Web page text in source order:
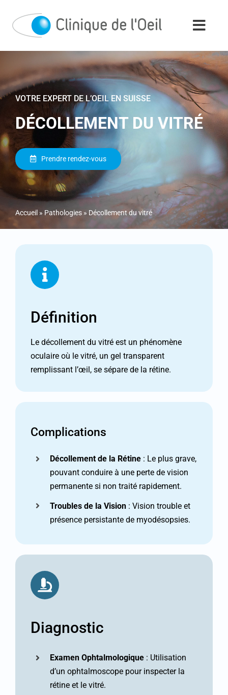
contenu
VOTRE EXPERT DE L’OEIL EN SUISSE
DÉCOLLEMENT DU VITRÉ
Prendre rendez-vous
Accueil » Pathologies» Décollement du vitré
Définition
Le décollement du vitré est un phénomène
oculaire où le vitré, un gel transparent
remplissant l’œil, se sépare de la rétine.
Diagnostic
Examen Ophtalmologique : Utilisation
d’un ophtalmoscope pour inspecter la
rétine et le vitré.
Complications
Décollement de la Rétine : Le plus grave,
pouvant conduire à une perte de vision
permanente si non traité rapidement.
Troubles de la Vision : Vision trouble et
présence persistante de myodésopsies.